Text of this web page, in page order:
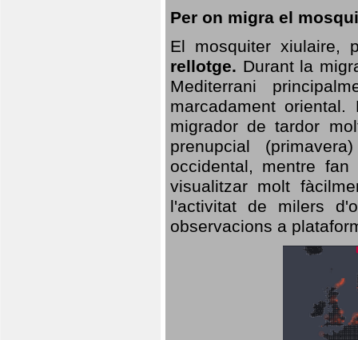
Per on migra el
El mosquiter xiulaire,
rellotge. Durant la
Mediterrani
marcadament
migrador de tardor
prenupcial
occidental, mentre
visualitzar molt
l'activitat de milers
observacions a